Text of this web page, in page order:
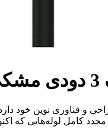
لوله‌هایی که اکنون